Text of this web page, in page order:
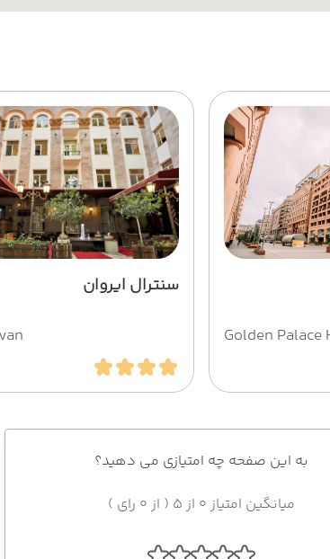
Golden Palace
سنترال ایروان
به این صفحه چه امتیازی می دهید؟
میانگین امتیاز 0 از 5 ( از 0 رای )